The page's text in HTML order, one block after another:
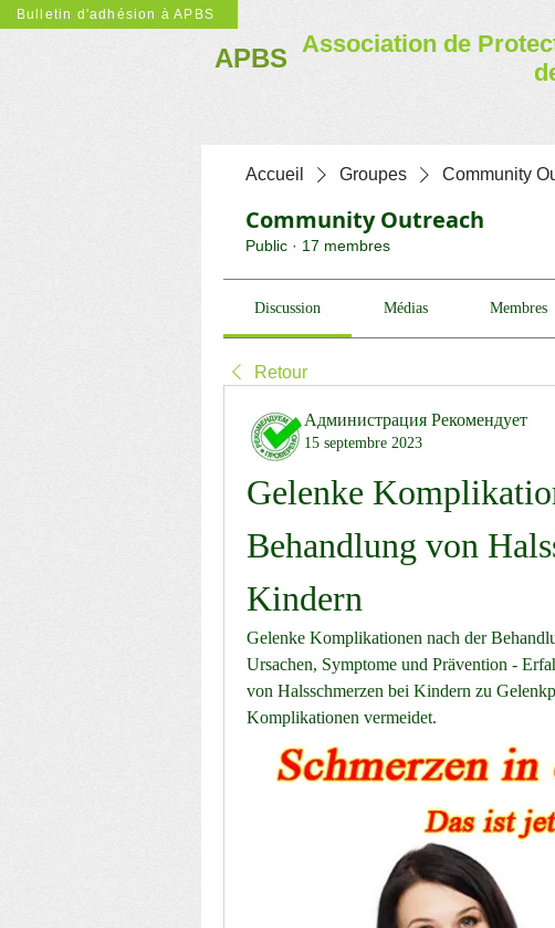
Bulletin d'adhésion à APBS
APBS Association de
Accueil Groupes Community
Community Outreach
Public · 17 membres
Discussion Médias Membres
Retour
Администрация Рекомендует
15 septembre 2023
Gelenke
Behandlung von
Kindern
Gelenke Komplikationen nach der
Ursachen, Symptome und Prävention -
von Halsschmerzen bei Kindern zu
Komplikationen vermeidet.